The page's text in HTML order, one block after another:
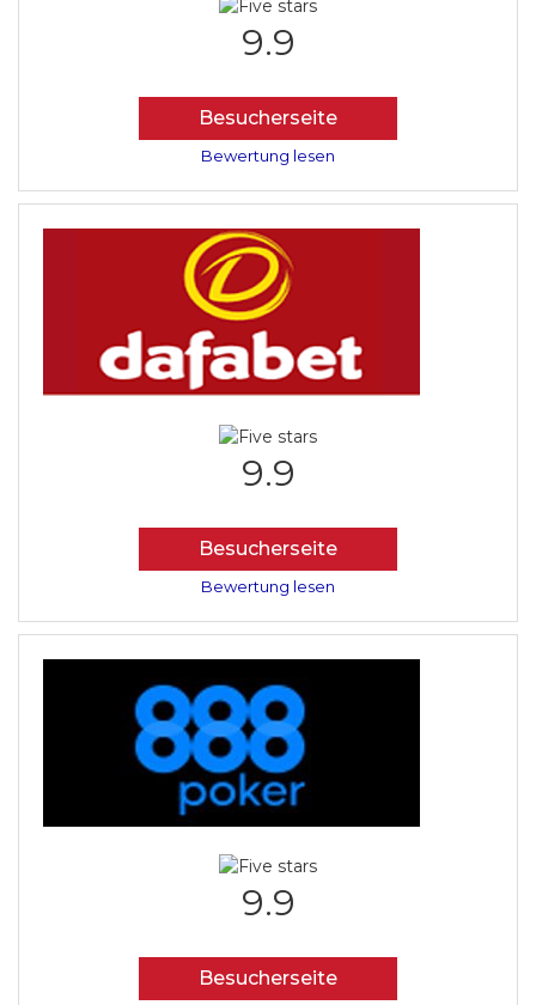
9.9
Besucherseite
Bewertung lesen
9.9
Besucherseite
Bewertung lesen
9.9
Besucherseite